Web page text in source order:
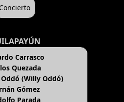
Concierto
Carrasco
Quezada
(Willy Oddó)
Gómez
Parada